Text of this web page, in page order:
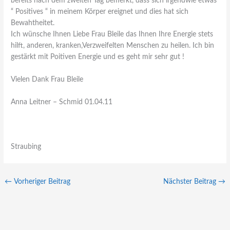
“ Positives “ in meinem Körper ereignet und dies hat sich
Bewahtheitet.
Ich wünsche Ihnen Liebe Frau Bleile das Ihnen Ihre Energie stets
hilft, anderen, kranken,Verzweifelten Menschen zu heilen. Ich bin
gestärkt mit Poitiven Energie und es geht mir sehr gut !
Vielen Dank Frau Bleile
Anna Leitner – Schmid 01.04.11
Straubing
← Vorheriger Beitrag Nächster Beitrag →